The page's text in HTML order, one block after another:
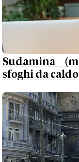
Sudamina
sfoghi da